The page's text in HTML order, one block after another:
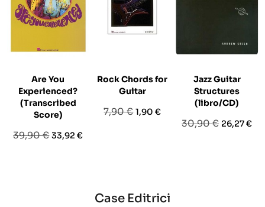
Are You
Experienced?
(Transcribed
Score)
Prezzo
39,90 €Prezzo
33,92 €
Rock Chords for
Guitar
Prezzo
7,90 €Prezzo
1,90 €
Jazz Guitar
Structures
(libro/CD)
Prezzo
30,90 € Prezzo
26,27 €
Case Editrici